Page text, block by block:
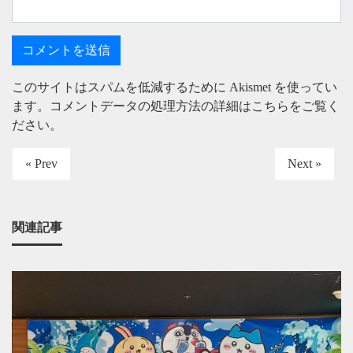
このサイトはスパムを低減するために Akismet を使ってい
ます。
コメントデータの処理方法の詳細はこちらをご覧く
ださい。
« Prev Next »
関連記事